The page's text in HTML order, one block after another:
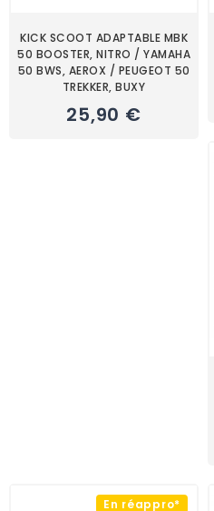
KICK SCOOT ADAPTABLE MBK
50 BOOSTER, NITRO / YAMAHA
50 BWS, AEROX / PEUGEOT 50
TREKKER, BUXY
25,90 €
En réappro*